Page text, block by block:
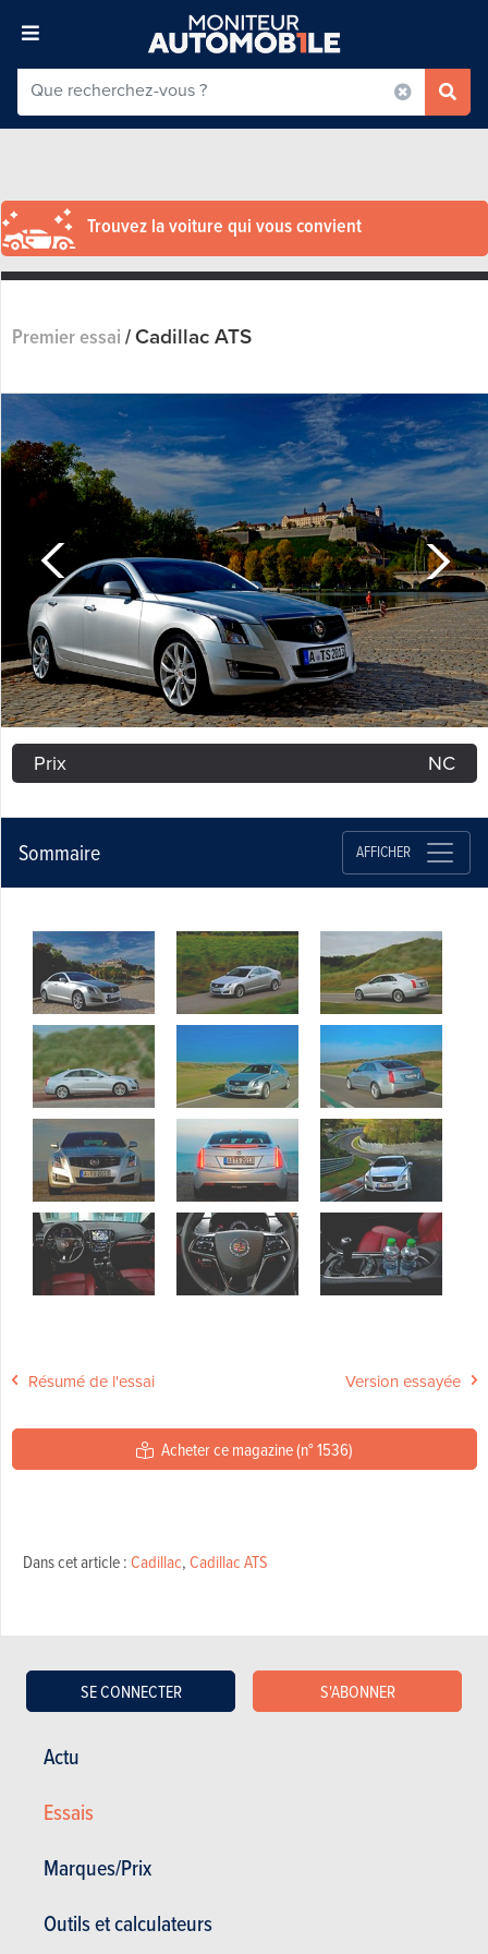
Actu
Essais
Marques/Prix
Outils et calculateurs
SE CONNECTER S'ABONNER
Trouvez la voiture qui vous convient
Premier essai/Cadillac ATS
Prix NC
Sommaire AFFICHER
Résumé de l'essai Version essayée
Acheter ce magazine (n° 1536)
Dans cet article :Cadillac,Cadillac ATS
CADILLAC ATS